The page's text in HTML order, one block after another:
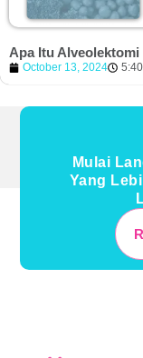
Apa Itu Alveolektomi
October 13, 2024
Mulai
Yang